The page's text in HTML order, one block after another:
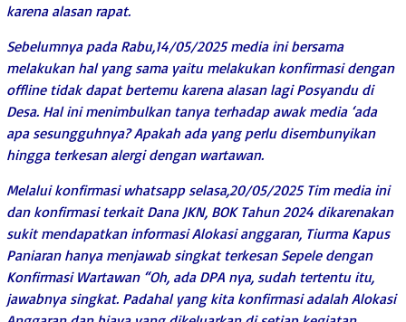
karena alasan rapat.
Sebelumnya pada Rabu,14/05/2025 media ini bersama
melakukan hal yang sama yaitu melakukan konfirmasi dengan
offline tidak dapat bertemu karena alasan lagi Posyandu di
Desa. Hal ini menimbulkan tanya terhadap awak media ‘ada
apa sesungguhnya? Apakah ada yang perlu disembunyikan
hingga terkesan alergi dengan wartawan.
Melalui konfirmasi whatsapp selasa,20/05/2025 Tim media ini
dan konfirmasi terkait Dana JKN, BOK Tahun 2024 dikarenakan
sukit mendapatkan informasi Alokasi anggaran, Tiurma Kapus
Paniaran hanya menjawab singkat terkesan Sepele dengan
Konfirmasi Wartawan “Oh, ada DPA nya, sudah tertentu itu,
jawabnya singkat. Padahal yang kita konfirmasi adalah Alokasi